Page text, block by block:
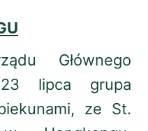
Głównego
lipca grupa
ze St.